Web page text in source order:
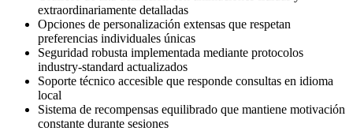
extraordinariamente detalladas
Opciones de personalización extensas que respetan
preferencias individuales únicas
Seguridad robusta implementada mediante protocolos
industry-standard actualizados
Soporte técnico accesible que responde consultas en idioma
local
Sistema de recompensas equilibrado que mantiene motivación
constante durante sesiones